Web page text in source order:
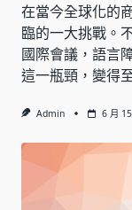
在當今全球化的
臨的一大挑戰。
國際會議，語言
這一瓶頸，變得
Admin 6 月